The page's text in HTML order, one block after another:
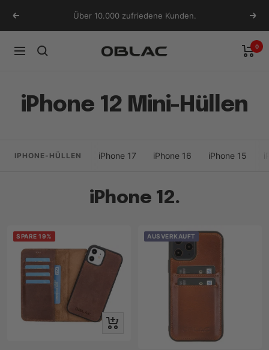
zumZurück Über 10.000 zufriedene Kunden.
Navigation Oblac 0
iPhone 12 Mini-Hüllen
IPHONE-HÜLLEN iPhone 17 iPhone 16 iPhone 15
iPhone 12.
SPARE 19%
Schnellansicht
AUSVERKAUFT